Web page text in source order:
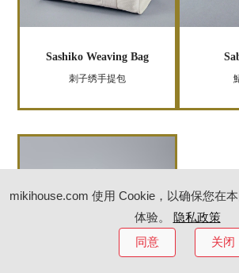
Sashiko Weaving Bag
刺子绣手提包
mikihouse.com 使用 Cookie，以确保您在
体验。 隐私政策
同意
关闭